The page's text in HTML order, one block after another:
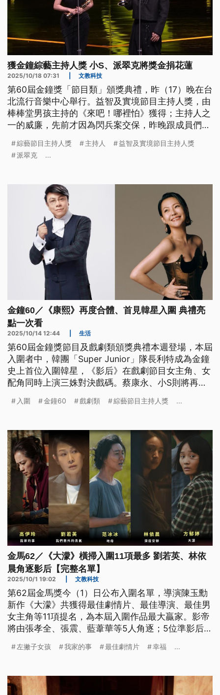
獲金鐘綜藝主持人獎 小S、派翠克將獎金捐花蓮
2025/10/18 07:31 文教科技
第60屆金鐘獎「節目類」頒獎典禮，昨（17）晚在台
北流行音樂中心舉行。益智及實境節目主持人獎，由
棒棒堂男孩主持的《來吧！哪裡怕》獲得；主持人之
一的威廉，先前才因為閃兵案交保，昨晚跟成員們一
多實力派主持人，共同獲得綜藝節目主持人獎。
綜藝節目主持人獎 主持人
益智及實境節目主持人獎
派翠克
...
金鐘60／《康熙》再度合體、首見韓星入圍 典禮亮
點一次看
2025/10/14 12:44 生活
第60屆金鐘獎節目及戲劇類頒獎典禮本週登場，本屆
入圍者中，韓團「Super Junior」隊長利特成為金鐘
史上首位入圍韓星，《影后》在戲劇節目女主角、女
配角同時上演三姝對決戲碼。蔡康永、小S則將再度
新聞網》整理金鐘60精彩看點，帶您了解電視界年度
入圍 金鐘60 戲劇類 綜藝節目主持人獎 ...
金馬62／《大濛》橫掃入圍11項最多 劉若英、林依
晨角逐影后【完整名單】
2025/10/1 19:02 文教科技
第62屆金馬獎今（1）日公布入圍名單，導演陳玉勳
新作《大濛》共獲得最佳劇情片、最佳導演、最佳男
女主角等11項提名，為本屆入圍作品最大贏家。影帝
將由張孝全、張震、藍葦華等5人角逐；5位準影后則
人。本屆金馬獎將於11月22日舉行頒獎典禮。
左撇子女孩 我家的事 最佳劇情片 幸福 ...